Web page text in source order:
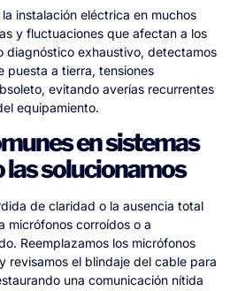
instalación eléctrica en muchos
y fluctuaciones que afectan a los
diagnóstico exhaustivo, detectamos
puesta a tierra, tensiones
evitando averías recurrentes
equipamiento.
en sistemas
las solucionamos
de claridad o la ausencia total
micrófonos corroídos o a
Reemplazamos los micrófonos
revisamos el blindaje del cable para
una comunicación nítida